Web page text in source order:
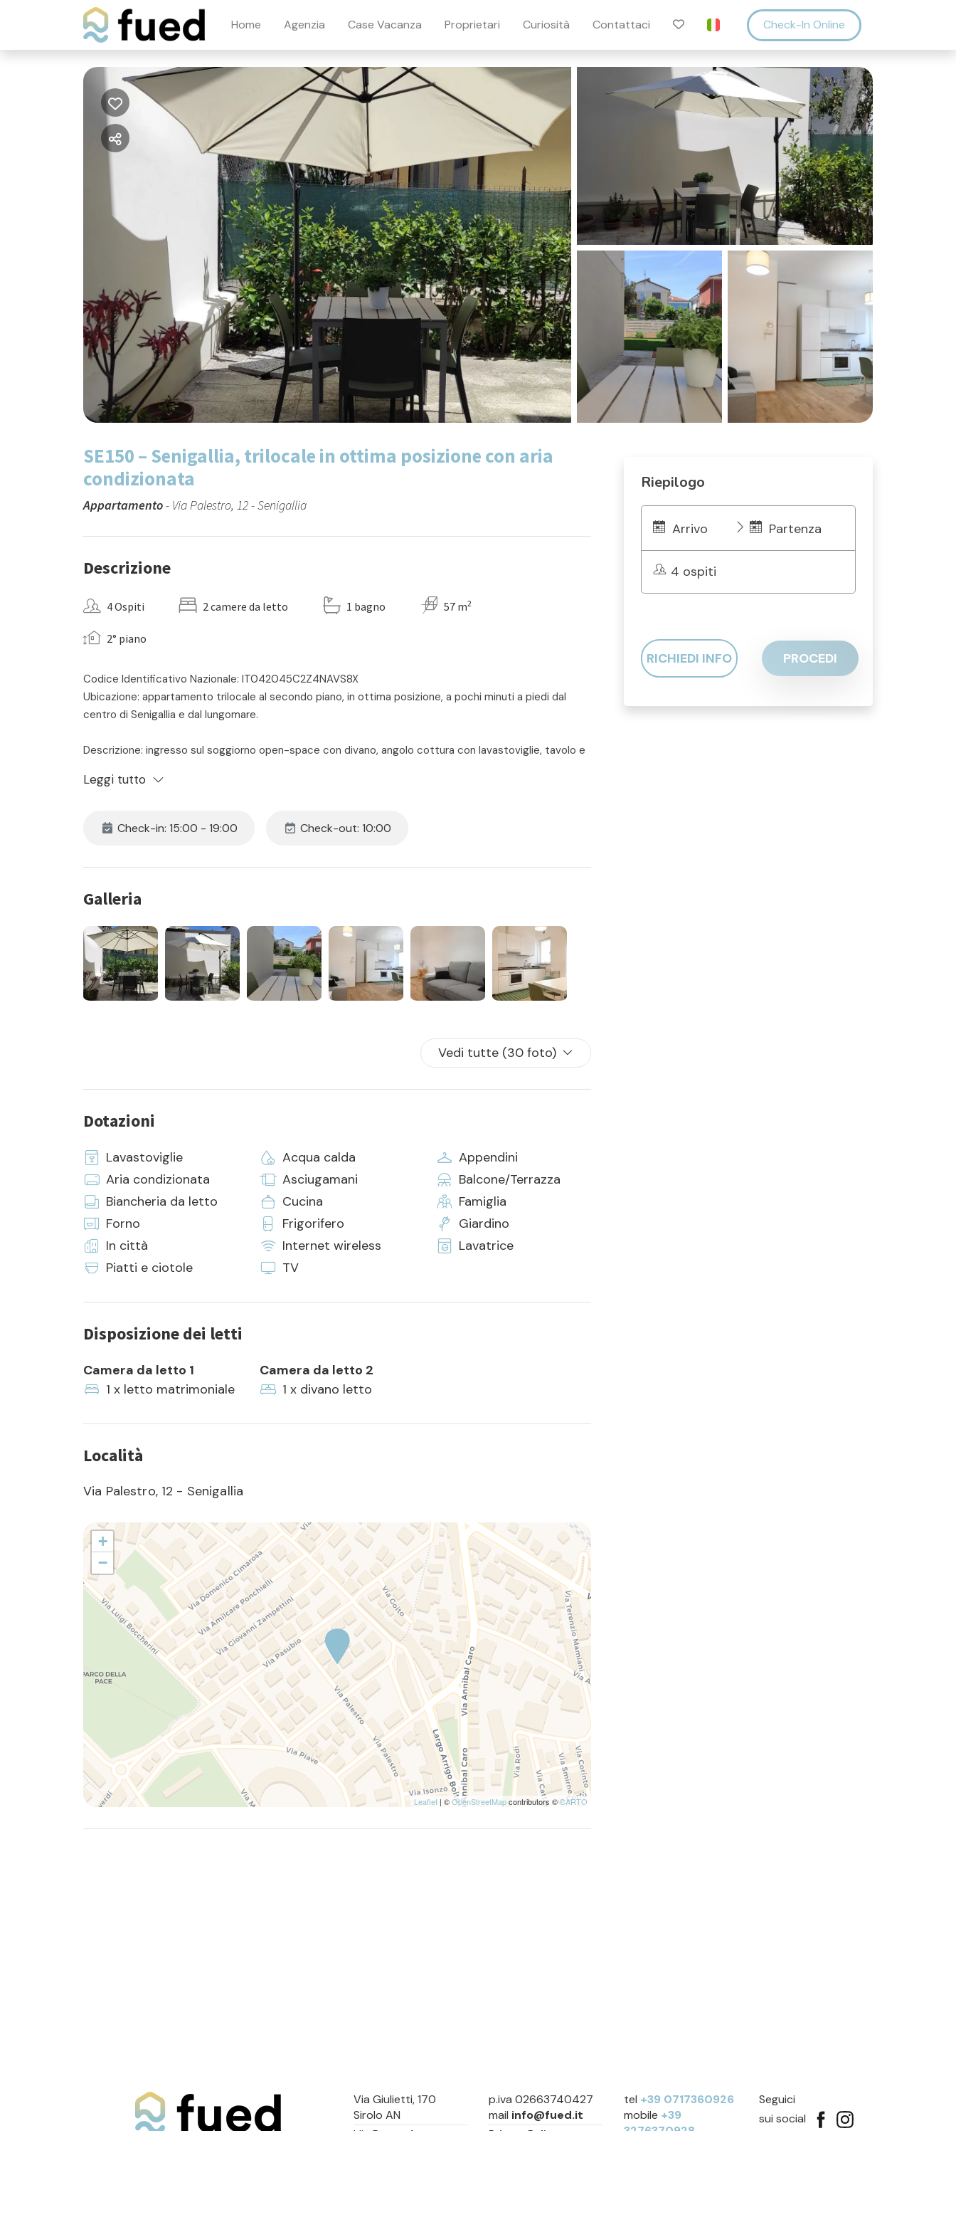
Home Agenzia Case Vacanza Proprietari Curiosità Contattaci Check-In Online
SE150 – Senigallia, trilocale in ottima posizione con aria
condizionata
Appartamento- Via Palestro, 12 - Senigallia
Descrizione
4 Ospiti 2 camere da letto 1 bagno 57 m2
2° piano
Codice Identificativo Nazionale: IT042045C2Z4NAVS8X
Ubicazione: appartamento trilocale al secondo piano, in ottima posizione, a pochi minuti a piedi dal
centro di Senigallia e dal lungomare.
Descrizione: ingresso sul soggiorno open-space con divano, angolo cottura con lavastoviglie, tavolo e
con box doccia e lavatrice. Al piano terra si trova un giardino pavimentato riservato.
Animali NON ammessi
- consumi di acqua luce e gas
- pulizia iniziale e finale
- la fornitura di biancheria da camera e da bagno per tutti i posti letto presenti in casa
Leggi tutto
Check-in: 15:00 - 19:00 Check-out: 10:00
Galleria
Vedi tutte (30 foto)
Dotazioni
Lavastoviglie Acqua calda
Appendini
Aria condizionata
Asciugamani
Balcone/Terrazza
Biancheria da letto
Cucina
Famiglia
Forno
Frigorifero
Giardino
In città
Internet wireless
Lavatrice
Piatti e ciotole
TV
Disposizione dei letti
Camera da letto 1
1 x letto matrimoniale
Camera da letto 2
1 x divano letto
Località
Via Palestro, 12 - Senigallia
+
−
Leaflet | ©OpenStreetMapcontributors ©CARTO
Riepilogo
Arrivo Partenza
4 ospiti
RICHIEDI INFO PROCEDI
Via Giulietti, 170
Sirolo AN
Via Roma, 4
p.iva 02663740427
mail info@fued.it
Privacy Policy
tel +39 0717360926
mobile +39
3276370928
Seguici
sui social